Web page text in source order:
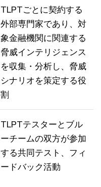
TLPTごとに契約する
外部専門家であり、対
象金融機関に関連する
脅威インテリジェンス
を収集・分析し、脅威
シナリオを策定する役
割
TLPTテスターとブル
ーチームの双方が参加
する共同テスト、フィ
ードバック活動